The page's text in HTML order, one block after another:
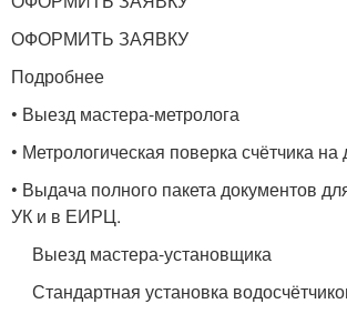
ОФОРМИТЬ ЗАЯВКУ
Подробнее
• Выезд мастера-метролога
• Метрологическая поверка счётчика на
• Выдача полного пакета документов
УК и в ЕИРЦ.
Выезд мастера-установщика
Стандартная установка